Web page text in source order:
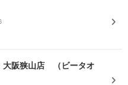
阪狭山店 （ビータオ